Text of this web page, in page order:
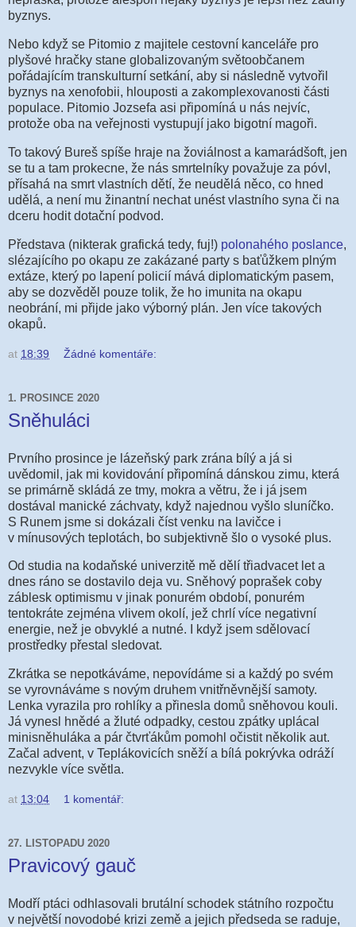
byznys.
Nebo když se Pitomio z majitele cestovní kanceláře pro
plyšové hračky stane globalizovaným světoobčanem
pořádajícím transkulturní setkání, aby si následně vytvořil
byznys na xenofobii, hlouposti a zakomplexovanosti části
populace. Pitomio Jozsefa asi připomíná u nás nejvíc,
protože oba na veřejnosti vystupují jako bigotní magoři.
To takový Bureš spíše hraje na žoviálnost a kamarádšoft, jen
se tu a tam prokecne, že nás smrtelníky považuje za póvl,
přísahá na smrt vlastních dětí, že neudělá něco, co hned
udělá, a není mu žinantní nechat unést vlastního syna či na
dceru hodit dotační podvod.
Představa (nikterak grafická tedy, fuj!) polonahého poslance,
slézajícího po okapu ze zakázané party s baťůžkem plným
extáze, který po lapení policií mává diplomatickým pasem,
aby se dozvěděl pouze tolik, že ho imunita na okapu
neobrání, mi přijde jako výborný plán. Jen více takových
okapů.
at 18:39 Žádné komentáře:
1. PROSINCE 2020
Sněhuláci
Prvního prosince je lázeňský park zrána bílý a já si
uvědomil, jak mi kovidování připomíná dánskou zimu, která
se primárně skládá ze tmy, mokra a větru, že i já jsem
dostával manické záchvaty, když najednou vyšlo sluníčko.
S Runem jsme si dokázali číst venku na lavičce i
v mínusových teplotách, bo subjektivně šlo o vysoké plus.
Od studia na kodaňské univerzitě mě dělí třiadvacet let a
dnes ráno se dostavilo deja vu. Sněhový poprašek coby
záblesk optimismu v jinak ponurém období, ponurém
tentokráte zejména vlivem okolí, jež chrlí více negativní
energie, než je obvyklé a nutné. I když jsem sdělovací
prostředky přestal sledovat.
Zkrátka se nepotkáváme, nepovídáme si a každý po svém
se vyrovnáváme s novým druhem vnitřněvnější samoty.
Lenka vyrazila pro rohlíky a přinesla domů sněhovou kouli.
Já vynesl hnědé a žluté odpadky, cestou zpátky uplácal
minisněhuláka a pár čtvrťákům pomohl očistit několik aut.
Začal advent, v Teplákovicích sněží a bílá pokrývka odráží
nezvykle více světla.
at 13:04 1 komentář:
27. LISTOPADU 2020
Pravicový gauč
Modří ptáci odhlasovali brutální schodek státního rozpočtu
v největší novodobé krizi země a jejich předseda se raduje,